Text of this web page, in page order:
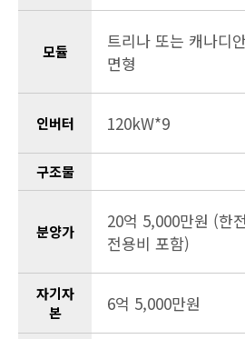
모듈
트리나 또는 캐나디
면형
인버터 120kW*9
구조물
분양가
20억 5,000만원 (한
전용비 포함)
자기자
본
6억 5,000만원